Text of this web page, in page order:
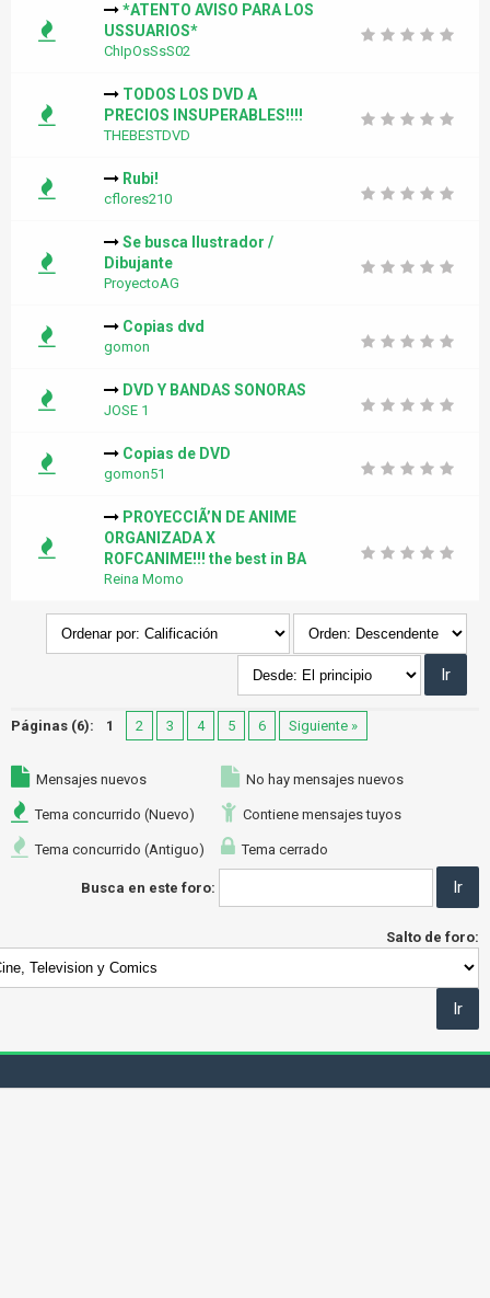
*ATENTO AVISO PARA LOS
USSUARIOS*
ChIpOsSsS02
TODOS LOS DVD A
PRECIOS INSUPERABLES!!!!
THEBESTDVD
Rubi!
cflores210
Se busca Ilustrador /
Dibujante
ProyectoAG
Copias dvd
gomon
DVD Y BANDAS SONORAS
JOSE 1
Copias de DVD
gomon51
PROYECCIÃ’N DE ANIME
ORGANIZADA X
ROFCANIME!!! the best in BA
Reina Momo
Páginas (6): 1 2 3 4 5 6 Siguiente »
Mensajes nuevos
Tema concurrido (Nuevo)
Tema concurrido (Antiguo)
No hay mensajes nuevos
Contiene mensajes tuyos
Tema cerrado
Busca en este foro:
Salto de foro: